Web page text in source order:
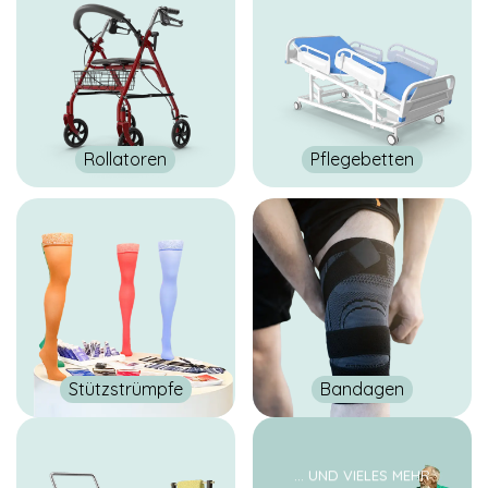
Rollatoren Pflegebetten
Stützstrümpfe Bandagen
... UND VIELES MEHR
Maps Karten und
Youtube sind nur
mit Zustimmung
sichtbar.
TRACKING &
MARKETING
Tracking-
in Ihrem
Browser
abgelegte
Textdateien,
die Daten über
den Benutzer
und seinen
verwendeten
Browser
auf einer